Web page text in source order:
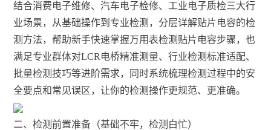
结合消费电子维修、汽车电子检修、工业电子质检三大行
业场景，从基础操作到专业检测，分层详解贴片电容的检
测方法，帮助新手快速掌握万用表检测贴片电容步骤，也
满足专业群体对LCR电桥精准测量、行业检测标准适配、
批量检测技巧等进阶需求，同时系统梳理检测过程中的安
全要点和常见误区，让你的检测操作更规范、更准确。
二、检测前置准备（基础不牢，检测白忙）